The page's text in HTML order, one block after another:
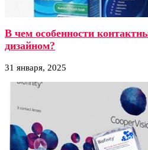
В чем особенности
дизайном?
31 января, 2025